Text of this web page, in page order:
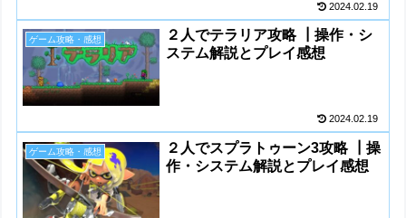
2024.02.19
ゲーム攻略・感想
２人でテラリア攻略 ┃操作・シ
ステム解説とプレイ感想
2024.02.19
ゲーム攻略・感想
２人でスプラトゥーン3攻略 ┃操
作・システム解説とプレイ感想